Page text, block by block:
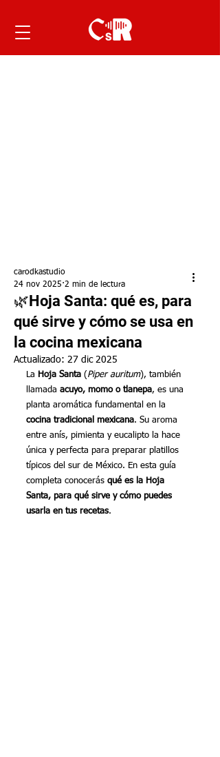
🌿Hoja Santa: qué es, para
qué sirve y cómo se usa en
la cocina mexicana
carodkastudio
24 nov 2025 2 min de lectura
Actualizado: 27 dic 2025
La Hoja Santa (Piper auritum), también
llamada acuyo, momo o tlanepa, es una
planta aromática fundamental en la
cocina tradicional mexicana. Su aroma
entre anís, pimienta y eucalipto la hace
única y perfecta para preparar platillos
típicos del sur de México. En esta guía
completa conocerás qué es la Hoja
Santa, para qué sirve y cómo puedes
usarla en tus recetas.